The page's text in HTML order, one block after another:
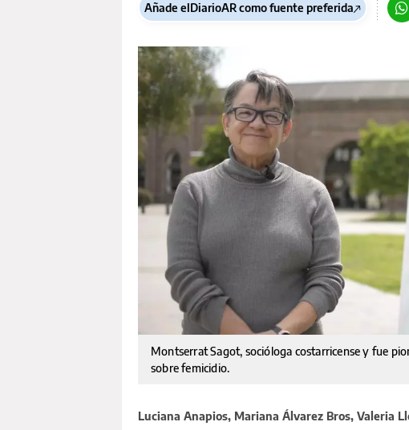
Añade elDiarioAR como fuente preferida
Montserrat Sagot, socióloga costarricense y fue
sobre femicidio.
Luciana Anapios, Mariana Álvarez Bros, Valeria